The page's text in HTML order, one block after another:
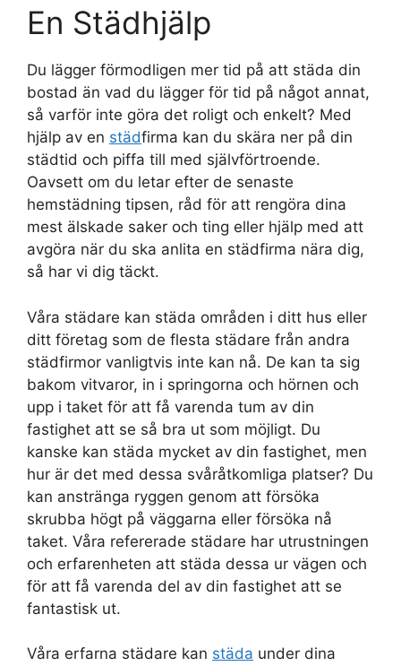
En Städhjälp
Du lägger förmodligen mer tid på att städa din
bostad än vad du lägger för tid på något annat,
så varför inte göra det roligt och enkelt? Med
hjälp av en städfirma kan du skära ner på din
städtid och piffa till med självförtroende.
Oavsett om du letar efter de senaste
hemstädning tipsen, råd för att rengöra dina
mest älskade saker och ting eller hjälp med att
avgöra när du ska anlita en städfirma nära dig,
så har vi dig täckt.
Våra städare kan städa områden i ditt hus eller
ditt företag som de flesta städare från andra
städfirmor vanligtvis inte kan nå. De kan ta sig
bakom vitvaror, in i springorna och hörnen och
upp i taket för att få varenda tum av din
fastighet att se så bra ut som möjligt. Du
kanske kan städa mycket av din fastighet, men
hur är det med dessa svåråtkomliga platser? Du
kan anstränga ryggen genom att försöka
skrubba högt på väggarna eller försöka nå
taket. Våra refererade städare har utrustningen
och erfarenheten att städa dessa ur vägen och
för att få varenda del av din fastighet att se
fantastisk ut.
Våra erfarna städare kan städa under dina